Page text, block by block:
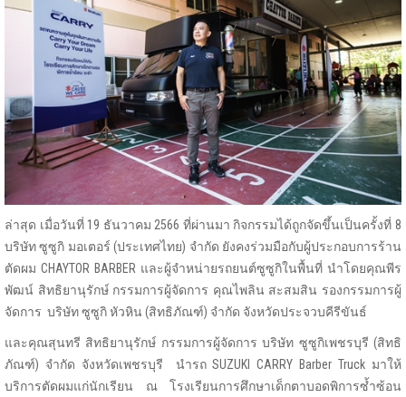
ล่าสุด เมื่อวันที่ 19 ธันวาคม 2566 ที่ผ่านมา กิจกรรมได้ถูกจัดขึ้นเป็นครั้งที่ 8
บริษัท ซูซูกิ มอเตอร์ (ประเทศไทย) จำกัด ยังคงร่วมมือกับผู้ประกอบการร้าน
ตัดผม CHAYTOR BARBER และผู้จำหน่ายรถยนต์ซูซูกิในพื้นที่ นำโดยคุณพีร
พัฒน์ สิทธิยานุรักษ์ กรรมการผู้จัดการ คุณไพลิน สะสมสิน รองกรรมการผู้
จัดการ บริษัท ซูซูกิ หัวหิน (สิทธิภัณฑ์) จำกัด จังหวัดประจวบคีรีขันธ์
และคุณสุนทรี สิทธิยานุรักษ์ กรรมการผู้จัดการ บริษัท ซูซูกิเพชรบุรี (สิทธิ
ภัณฑ์) จำกัด จังหวัดเพชรบุรี นำรถ SUZUKI CARRY Barber Truck มาให้
บริการตัดผมแก่นักเรียน ณ โรงเรียนการศึกษาเด็กตาบอดพิการซ้ำซ้อน